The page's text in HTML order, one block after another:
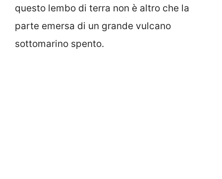
questo lembo di terra non è altro che la
parte emersa di un grande vulcano
sottomarino spento.